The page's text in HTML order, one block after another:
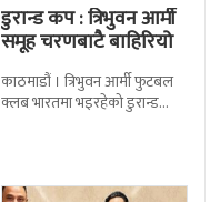
डुरान्ड कप : त्रिभुवन आर्मी
समूह चरणबाटै बाहिरियो
काठमाडौं । त्रिभुवन आर्मी फुटबल
क्लब भारतमा भइरहेको डुरान्ड